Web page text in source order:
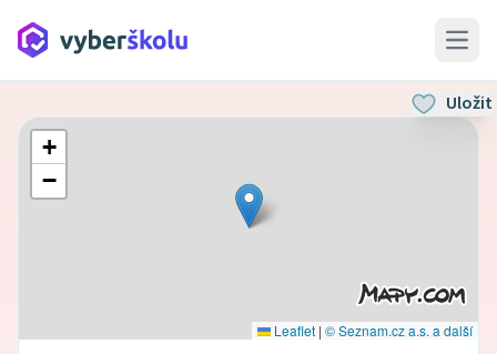
Open
Uložit
+
−
Leaflet | © Seznam.cz a.s. a další